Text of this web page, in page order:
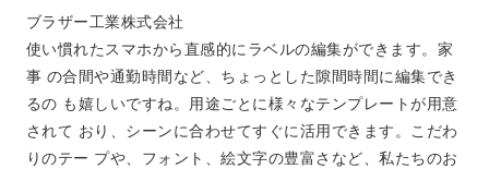
ブラザー工業株式会社
使い慣れたスマホから直感的にラベルの編集ができます。家
事 の合間や通勤時間など、ちょっとした隙間時間に編集でき
るの も嬉しいですね。用途ごとに様々なテンプレートが用意
されて おり、シーンに合わせてすぐに活用できます。こだわ
りのテー プや、フォント、絵文字の豊富さなど、私たちのお